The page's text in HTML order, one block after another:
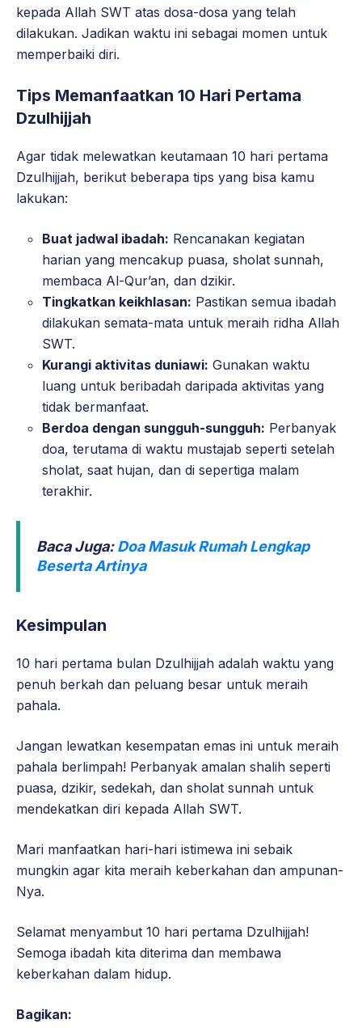
kepada Allah SWT atas dosa-dosa yang telah
dilakukan. Jadikan waktu ini sebagai momen untuk
memperbaiki diri.
Tips Memanfaatkan 10 Hari Pertama
Dzulhijjah
Agar tidak melewatkan keutamaan 10 hari pertama
Dzulhijjah, berikut beberapa tips yang bisa kamu
lakukan:
Buat jadwal ibadah: Rencanakan kegiatan
harian yang mencakup puasa, sholat sunnah,
membaca Al-Qur’an, dan dzikir.
Tingkatkan keikhlasan: Pastikan semua ibadah
dilakukan semata-mata untuk meraih ridha Allah
SWT.
Kurangi aktivitas duniawi: Gunakan waktu
luang untuk beribadah daripada aktivitas yang
tidak bermanfaat.
Berdoa dengan sungguh-sungguh: Perbanyak
doa, terutama di waktu mustajab seperti setelah
sholat, saat hujan, dan di sepertiga malam
terakhir.
Baca Juga:Doa Masuk Rumah Lengkap
Beserta Artinya
Kesimpulan
10 hari pertama bulan Dzulhijjah adalah waktu yang
penuh berkah dan peluang besar untuk meraih
pahala.
Jangan lewatkan kesempatan emas ini untuk meraih
pahala berlimpah! Perbanyak amalan shalih seperti
puasa, dzikir, sedekah, dan sholat sunnah untuk
mendekatkan diri kepada Allah SWT.
Mari manfaatkan hari-hari istimewa ini sebaik
mungkin agar kita meraih keberkahan dan ampunan-
Nya.
Selamat menyambut 10 hari pertama Dzulhijjah!
Semoga ibadah kita diterima dan membawa
keberkahan dalam hidup.
Bagikan: